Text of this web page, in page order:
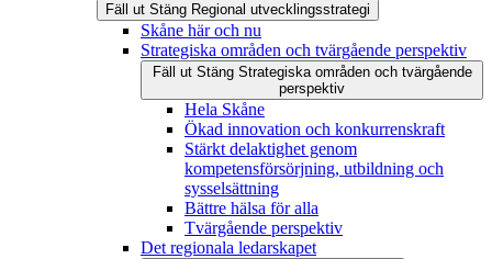
Fäll ut Stäng Regional utvecklingsstrategi
Skåne här och nu
Strategiska områden och tvärgående perspektiv
Fäll ut Stäng Strategiska områden och tvärgående
perspektiv
Hela Skåne
Ökad innovation och konkurrenskraft
Stärkt delaktighet genom
kompetensförsörjning, utbildning och
sysselsättning
Bättre hälsa för alla
Tvärgående perspektiv
Det regionala ledarskapet